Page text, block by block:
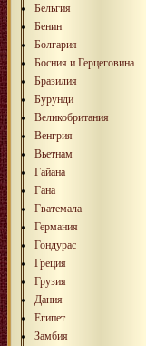
Бельгия
Бенин
Болгария
Босния и Герцеговина
Бразилия
Бурунди
Великобритания
Венгрия
Вьетнам
Гайана
Гана
Гватемала
Германия
Гондурас
Греция
Грузия
Дания
Египет
Замбия